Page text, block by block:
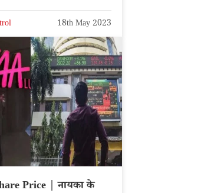
18th May 2023
Price | नायका के